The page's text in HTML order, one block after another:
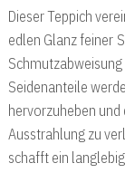
Dieser Teppich
edlen Glanz feiner
Seidenanteile
hervorzuheben
Ausstrahlung zu
schafft ein